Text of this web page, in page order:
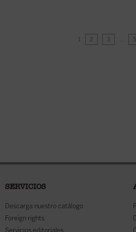
1 2 3 … 5
SERVICIOS
Descarga nuestro catálogo
Foreign rights
Servicios editoriales